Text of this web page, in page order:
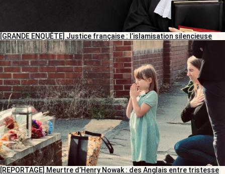
[GRANDE ENQUÊTE] Justice française : l’islamisation silencieuse
[REPORTAGE] Meurtre d’Henry Nowak : des Anglais entre tristesse